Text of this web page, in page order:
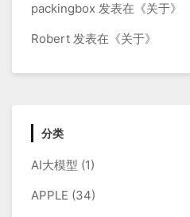
packingbox 发表在《关于》
Robert 发表在《关于》
分类
AI大模型 (1)
APPLE (34)